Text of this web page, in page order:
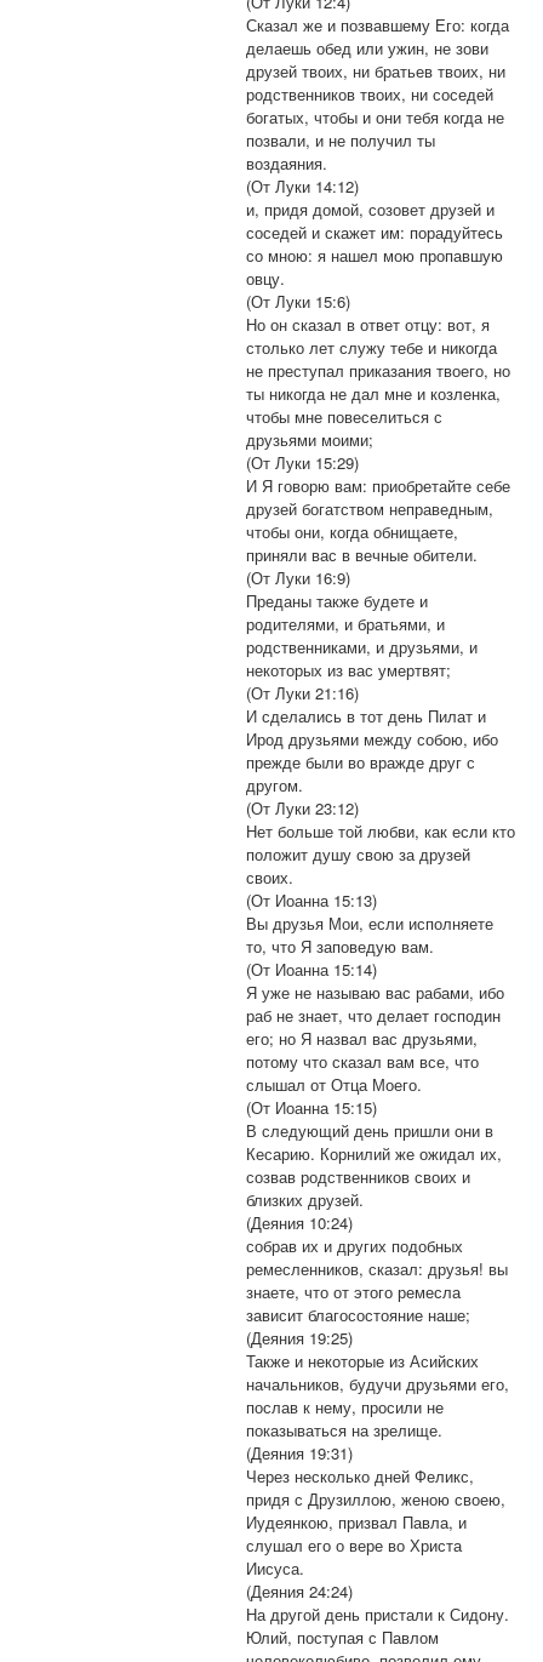
Сказал же и позвавшему Его: когда
делаешь обед или ужин, не зови
друзей твоих, ни братьев твоих, ни
родственников твоих, ни соседей
богатых, чтобы и они тебя когда не
позвали, и не получил ты
воздаяния.
(От Луки 14:12)
и, придя домой, созовет друзей и
соседей и скажет им: порадуйтесь
со мною: я нашел мою пропавшую
овцу.
(От Луки 15:6)
Но он сказал в ответ отцу: вот, я
столько лет служу тебе и никогда
не преступал приказания твоего, но
ты никогда не дал мне и козленка,
чтобы мне повеселиться с
друзьями моими;
(От Луки 15:29)
И Я говорю вам: приобретайте себе
друзей богатством неправедным,
чтобы они, когда обнищаете,
приняли вас в вечные обители.
(От Луки 16:9)
Преданы также будете и
родителями, и братьями, и
родственниками, и друзьями, и
некоторых из вас умертвят;
(От Луки 21:16)
И сделались в тот день Пилат и
Ирод друзьями между собою, ибо
прежде были во вражде друг с
другом.
(От Луки 23:12)
Нет больше той любви, как если кто
положит душу свою за друзей
своих.
(От Иоанна 15:13)
Вы друзья Мои, если исполняете
то, что Я заповедую вам.
(От Иоанна 15:14)
Я уже не называю вас рабами, ибо
раб не знает, что делает господин
его; но Я назвал вас друзьями,
потому что сказал вам все, что
слышал от Отца Моего.
(От Иоанна 15:15)
В следующий день пришли они в
Кесарию. Корнилий же ожидал их,
созвав родственников своих и
близких друзей.
(Деяния 10:24)
собрав их и других подобных
ремесленников, сказал: друзья! вы
знаете, что от этого ремесла
зависит благосостояние наше;
(Деяния 19:25)
Также и некоторые из Асийских
начальников, будучи друзьями его,
послав к нему, просили не
показываться на зрелище.
(Деяния 19:31)
Через несколько дней Феликс,
придя с Друзиллою, женою своею,
Иудеянкою, призвал Павла, и
слушал его о вере во Христа
Иисуса.
(Деяния 24:24)
На другой день пристали к Сидону.
Юлий, поступая с Павлом